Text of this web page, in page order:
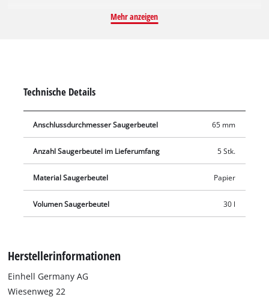
integrierte Faltenfilter länger frei und die Saugleistung länger
Fangbehälter eingesetzt und der Saugstutzen wird mit der
Öffnung des Saugerbeutels (Ø 65 mm) verbunden.
Mehr anzeigen
Technische Details
Anschlussdurchmesser Saugerbeutel 65 mm
Anzahl Saugerbeutel im Lieferumfang 5 Stk.
Material Saugerbeutel Papier
Volumen Saugerbeutel 30 l
Herstellerinformationen
Einhell Germany AG
Wiesenweg 22